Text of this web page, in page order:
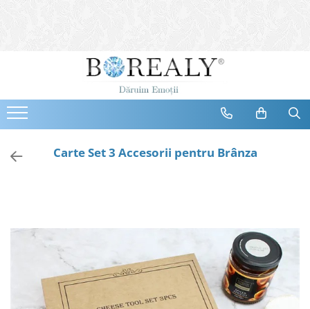
Bijuterii
Cercei
Bratari
Coliere
Bijuterii Femei
Bijuterii Copii
Bijuterii Mirese
Selectii
Carte Set 3 Accesorii pentru Brânza